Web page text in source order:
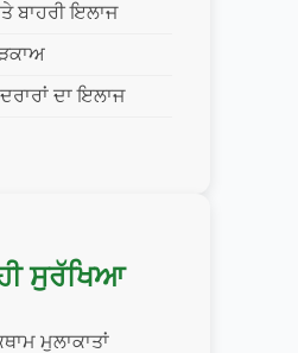
ਬਾਹਰੀ ਇਲਾਜ
ਦਾ ਇਲਾਜ
ਸੁਰੱਖਿਆ
ਮੁਲਾਕਾਤਾਂ